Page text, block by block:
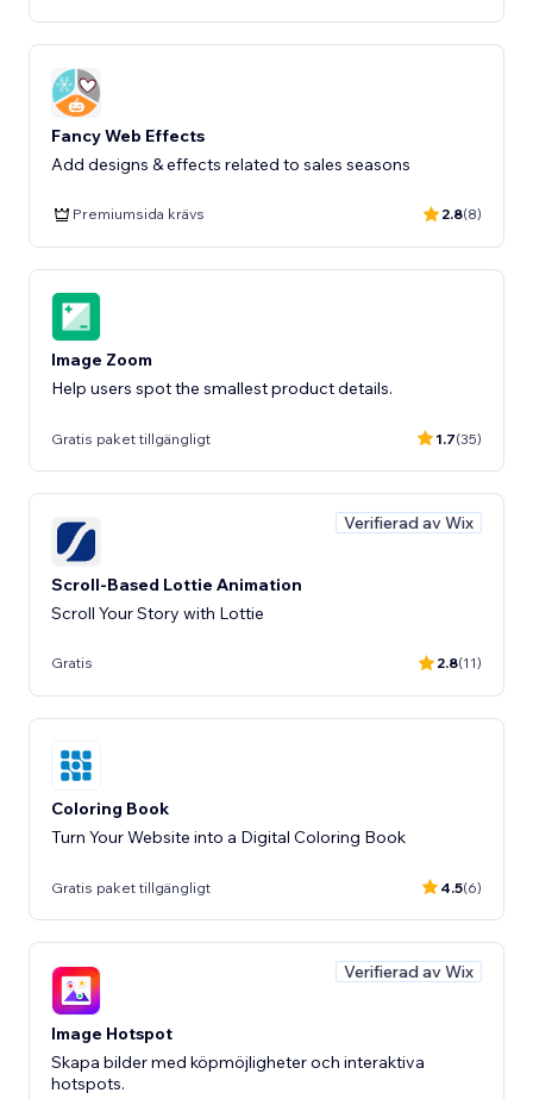
Fancy Web Effects
Add designs & effects related to sales seasons
Premiumsida krävs 2.8(8)
Image Zoom
Help users spot the smallest product details.
Gratis paket tillgängligt 1.7(35)
Verifierad av Wix
Scroll-Based Lottie Animation
Scroll Your Story with Lottie
Gratis 2.8(11)
Coloring Book
Turn Your Website into a Digital Coloring Book
Gratis paket tillgängligt 4.5(6)
Verifierad av Wix
Image Hotspot
Skapa bilder med köpmöjligheter och interaktiva
hotspots.